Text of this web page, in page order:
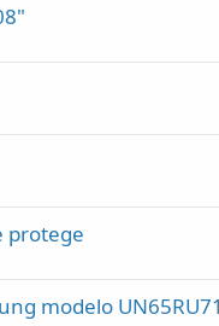
protege
modelo